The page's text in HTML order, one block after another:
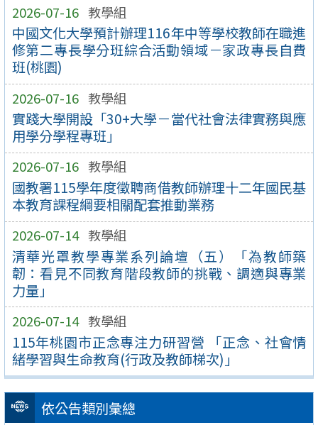
2026-07-16 教學組
中國文化大學預計辦理116年中等學校教師在職進
修第二專長學分班綜合活動領域－家政專長自費
班(桃園)
2026-07-16 教學組
實踐大學開設「30+大學－當代社會法律實務與應
用學分學程專班」
2026-07-16 教學組
國教署115學年度徵聘商借教師辦理十二年國民基
本教育課程綱要相關配套推動業務
2026-07-14 教學組
清華光罩教學專業系列論壇（五）「為教師築
韌：看見不同教育階段教師的挑戰、調適與專業
力量」
2026-07-14 教學組
115年桃園市正念專注力研習營 「正念、社會情
緒學習與生命教育(行政及教師梯次)」
依公告類別彙總